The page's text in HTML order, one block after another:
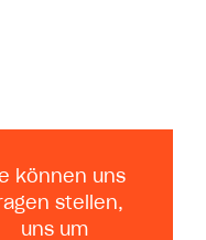
können uns
stellen,
uns um